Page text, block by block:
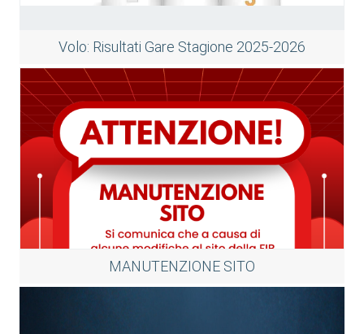
Volo: Risultati Gare Stagione 2025-2026
MANUTENZIONE SITO